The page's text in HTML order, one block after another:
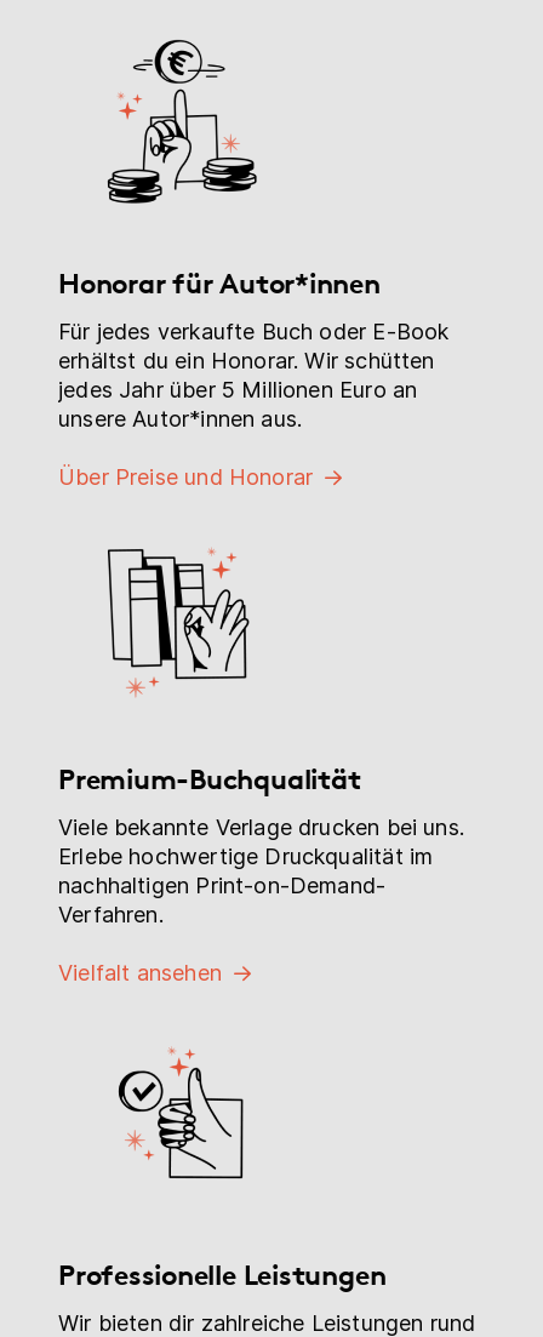
Honorar für Autor*innen
Für jedes verkaufte Buch oder E-Book
erhältst du ein Honorar. Wir schütten
jedes Jahr über 5 Millionen Euro an
unsere Autor*innen aus.
Über Preise und Honorar
Premium-Buchqualität
Viele bekannte Verlage drucken bei uns.
Erlebe hochwertige Druckqualität im
nachhaltigen Print-on-Demand-
Verfahren.
Vielfalt ansehen
Professionelle Leistungen
Wir bieten dir zahlreiche Leistungen rund